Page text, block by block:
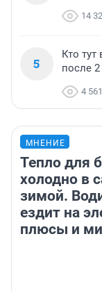
14
5
Кто тут
после 2
4 561
МНЕНИЕ
Тепло для
холодно в
зимой.
ездит на
плюсы и